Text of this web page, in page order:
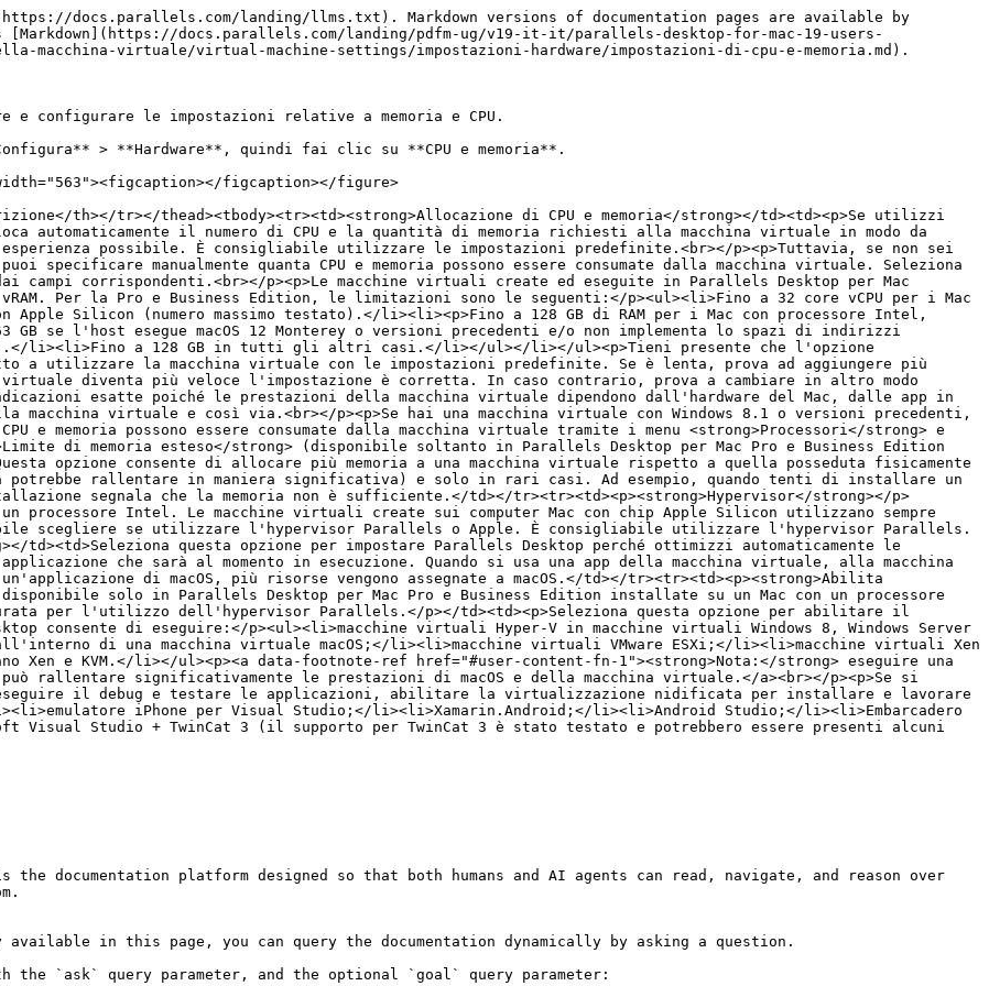
docs.parallels.com/landing/llms.txt). Markdown versions of documentation pages are available by
docs.parallels.com/landing/pdfm-ug/v19-it-it/parallels-desktop-for-mac-19-users-
macchina-virtuale/virtual-machine-settings/impostazioni-hardware/impostazioni-di-cpu-e-memoria.md).
e configurare le impostazioni relative a memoria e CPU.
> **Hardware**, quindi fai clic su **CPU e memoria**.
figcaption></figure>
th></tr></thead><tbody><tr><td><strong>Allocazione di CPU e memoria</strong></td><td><p>Se utilizzi
automaticamente il numero di CPU e la quantità di memoria richiesti alla macchina virtuale in modo da
possibile. È consigliabile utilizzare le impostazioni predefinite.<br></p><p>Tuttavia, se non sei
manualmente quanta CPU e memoria possono essere consumate dalla macchina virtuale. Seleziona
corrispondenti.<br></p><p>Le macchine virtuali create ed eseguite in Parallels Desktop per Mac
Per la Pro e Business Edition, le limitazioni sono le seguenti:</p><ul><li>Fino a 32 core vCPU per i Mac
Silicon (numero massimo testato).</li><li><p>Fino a 128 GB di RAM per i Mac con processore Intel,
GB se l'host esegue macOS 12 Monterey o versioni precedenti e/o non implementa lo spazi di indirizzi
li><li>Fino a 128 GB in tutti gli altri casi.</li></ul></li></ul><p>Tieni presente che l'opzione
a utilizzare la macchina virtuale con le impostazioni predefinite. Se è lenta, prova ad aggiungere più
virtuale diventa più veloce l'impostazione è corretta. In caso contrario, prova a cambiare in altro modo
esatte poiché le prestazioni della macchina virtuale dipendono dall'hardware del Mac, dalle app in
macchina virtuale e così via.<br></p><p>Se hai una macchina virtuale con Windows 8.1 o versioni precedenti,
e memoria possono essere consumate dalla macchina virtuale tramite i menu <strong>Processori</strong> e
di memoria esteso</strong> (disponibile soltanto in Parallels Desktop per Mac Pro e Business Edition
opzione consente di allocare più memoria a una macchina virtuale rispetto a quella posseduta fisicamente
potrebbe rallentare in maniera significativa) e solo in rari casi. Ad esempio, quando tenti di installare un
segnala che la memoria non è sufficiente.</td></tr><tr><td><p><strong>Hypervisor</strong></p>
un processore Intel. Le macchine virtuali create sui computer Mac con chip Apple Silicon utilizzano sempre
scegliere se utilizzare l'hypervisor Parallels o Apple. È consigliabile utilizzare l'hypervisor Parallels.
td><td>Seleziona questa opzione per impostare Parallels Desktop perché ottimizzi automaticamente le
che sarà al momento in esecuzione. Quando si usa una app della macchina virtuale, alla macchina
di macOS, più risorse vengono assegnate a macOS.</td></tr><tr><td><p><strong>Abilita
disponibile solo in Parallels Desktop per Mac Pro e Business Edition installate su un Mac con un processore
per l'utilizzo dell'hypervisor Parallels.</p></td><td><p>Seleziona questa opzione per abilitare il
consente di eseguire:</p><ul><li>macchine virtuali Hyper-V in macchine virtuali Windows 8, Windows Server
di una macchina virtuale macOS;</li><li>macchine virtuali VMware ESXi;</li><li>macchine virtuali Xen
e KVM.</li></ul><p><a data-footnote-ref href="#user-content-fn-1"><strong>Nota:</strong> eseguire una
rallentare significativamente le prestazioni di macOS e della macchina virtuale.</a><br></p><p>Se si
il debug e testare le applicazioni, abilitare la virtualizzazione nidificata per installare e lavorare
iPhone per Visual Studio;</li><li>Xamarin.Android;</li><li>Android Studio;</li><li>Embarcadero
Visual Studio + TwinCat 3 (il supporto per TwinCat 3 è stato testato e potrebbero essere presenti alcuni
documentation platform designed so that both humans and AI agents can read, navigate, and reason over
in this page, you can query the documentation dynamically by asking a question.
the `ask` query parameter, and the optional `goal` query parameter: